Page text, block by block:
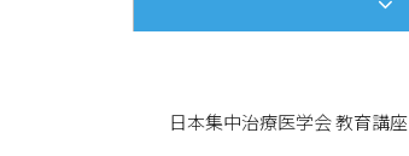
日本集中治療医学会 教育講座